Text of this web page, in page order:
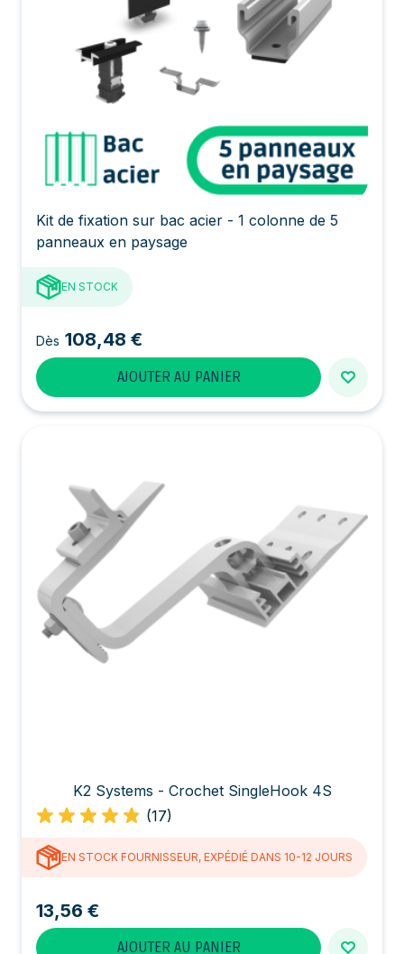
Kit de fixation sur bac acier - 1 colonne de 5
panneaux en paysage
EN STOCK
Dès 108,48 €
AJOUTER AU PANIER
K2 Systems - Crochet SingleHook 4S
(17)
EN STOCK FOURNISSEUR, EXPÉDIÉ DANS 10-12 JOURS
13,56 €
AJOUTER AU PANIER